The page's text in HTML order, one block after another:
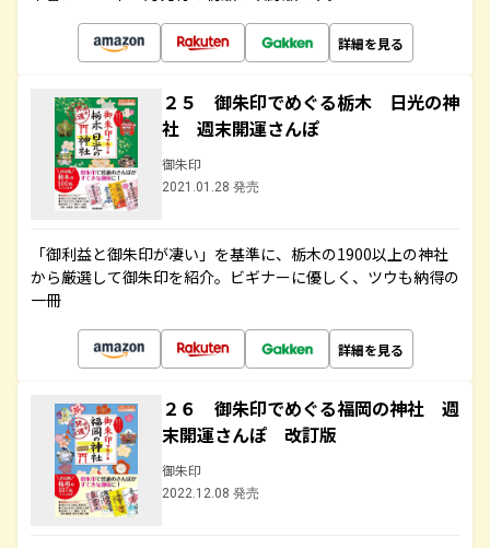
詳細を見る
２５ 御朱印でめぐる栃木 日光の神
社 週末開運さんぽ
御朱印
2021.01.28 発売
「御利益と御朱印が凄い」を基準に、栃木の1900以上の神社
から厳選して御朱印を紹介。ビギナーに優しく、ツウも納得の
一冊
詳細を見る
２６ 御朱印でめぐる福岡の神社 週
末開運さんぽ 改訂版
御朱印
2022.12.08 発売